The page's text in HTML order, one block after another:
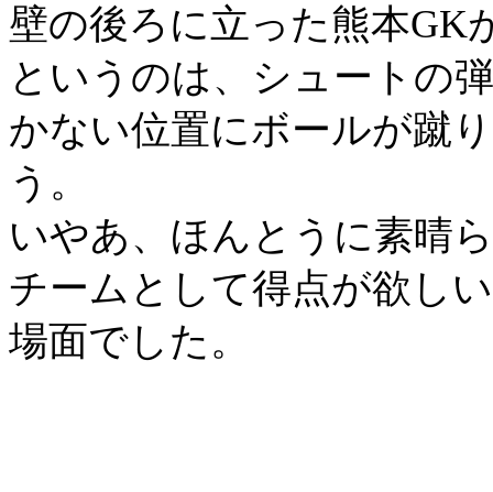
壁の後ろに立った熊本GK
というのは、シュートの
かない位置にボールが蹴
う。
いやあ、ほんとうに素晴
チームとして得点が欲し
場面でした。